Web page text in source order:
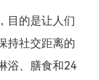
目的是让人们
持社交距离的
浴、膳食和24